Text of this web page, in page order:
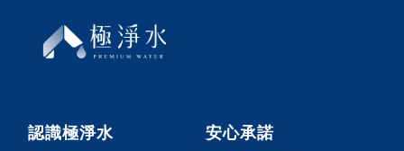
認識極淨水 安心承諾